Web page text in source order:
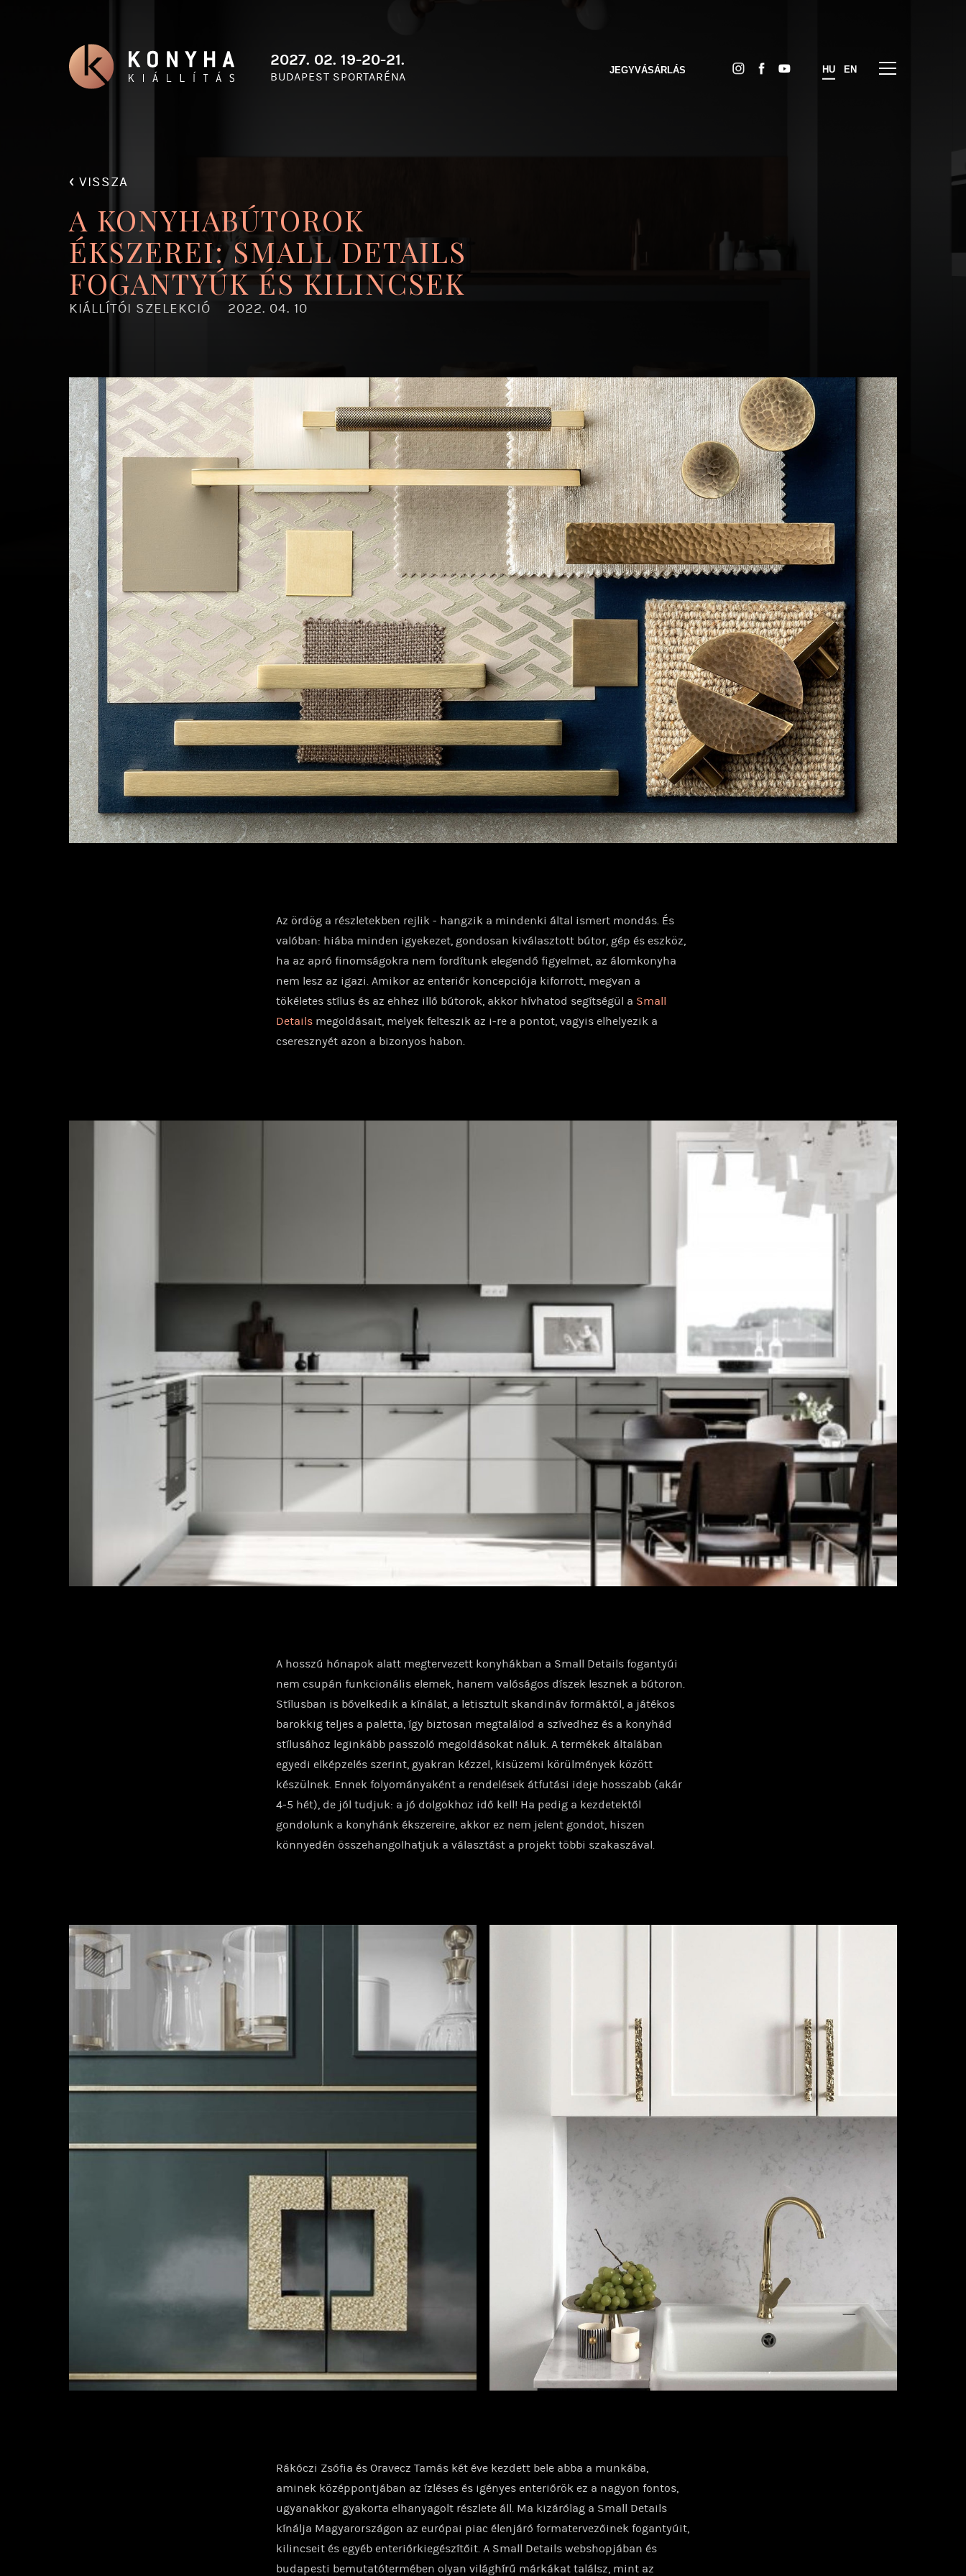
2027. 02. 19-20-21.
BUDAPEST SPORTARÉNA
JEGYVÁSÁRLÁS HU EN
‹ VISSZA
A KONYHABÚTOROK
ÉKSZEREI: SMALL DETAILS
FOGANTYÚK ÉS KILINCSEK
KIÁLLÍTÓI SZELEKCIÓ 2022. 04. 10
Az ördög a részletekben rejlik - hangzik a mindenki által ismert mondás. És
valóban: hiába minden igyekezet, gondosan kiválasztott bútor, gép és eszköz,
ha az apró finomságokra nem fordítunk elegendő figyelmet, az álomkonyha
nem lesz az igazi. Amikor az enteriőr koncepciója kiforrott, megvan a
tökéletes stílus és az ehhez illő bútorok, akkor hívhatod segítségül a Small
Details megoldásait, melyek felteszik az i-re a pontot, vagyis elhelyezik a
cseresznyét azon a bizonyos habon.
A hosszú hónapok alatt megtervezett konyhákban a Small Details fogantyúi
nem csupán funkcionális elemek, hanem valóságos díszek lesznek a bútoron.
Stílusban is bővelkedik a kínálat, a letisztult skandináv formáktól, a játékos
barokkig teljes a paletta, így biztosan megtalálod a szívedhez és a konyhád
stílusához leginkább passzoló megoldásokat náluk. A termékek általában
egyedi elképzelés szerint, gyakran kézzel, kisüzemi körülmények között
készülnek. Ennek folyományaként a rendelések átfutási ideje hosszabb (akár
4-5 hét), de jól tudjuk: a jó dolgokhoz idő kell! Ha pedig a kezdetektől
gondolunk a konyhánk ékszereire, akkor ez nem jelent gondot, hiszen
könnyedén összehangolhatjuk a választást a projekt többi szakaszával.
Rákóczi Zsófia és Oravecz Tamás két éve kezdett bele abba a munkába,
aminek középpontjában az ízléses és igényes enteriőrök ez a nagyon fontos,
ugyanakkor gyakorta elhanyagolt részlete áll. Ma kizárólag a Small Details
kínálja Magyarországon az európai piac élenjáró formatervezőinek fogantyúit,
kilincseit és egyéb enteriőrkiegészítőit. A Small Details webshopjában és
budapesti bemutatótermében olyan világhírű márkákat találsz, mint az